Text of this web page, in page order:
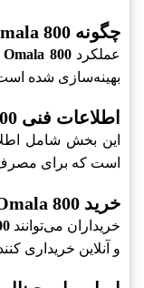
چگونه Shell Omala 800 کار می‌کند
عملکردOmala 800
بهینه‌سازی شده
اطلاعات فنی Shell Omala 800
این بخش شامل
است که برای
خرید Shell Omala 800
خریداران می‌توانند
و آنلاین خریداری